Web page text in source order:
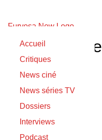
Accueil
Critiques
News ciné
News séries TV
Dossiers
Interviews
Podcast
Ramón Agirre
17/02/2022
17/02/2022
Irati